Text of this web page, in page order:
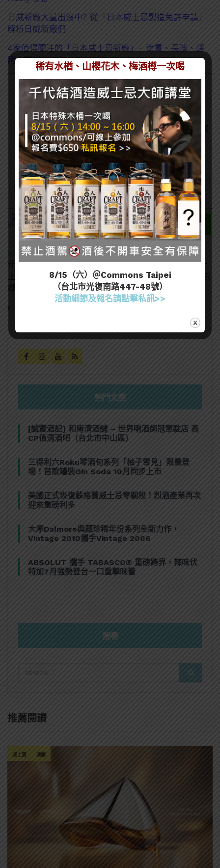
日威新廠大量出沒中? 從「日本威士忌製造免許申請」
解析日威新廠們
4家值得關注的「日本威士忌新廠」- 津貫、長濱、靜
岡、厚岸
訂閱一飲樂酒誌電子報
喜歡我們的內容嗎？在此訂閱電子報，掌握最新酒聞和獨家
會員優惠吧！
274
SHARES
MA MATT
什麼酒都喝，酒精中漂浮的塵世小書僮，沒事喝喝酒上
上課。終於考過葡萄酒WSET L3、唎酒師，接下來該去
哪呢？
熱門文章
[誠實酒記] 和庵清酒舖 – 世界唎酒師冠軍駐店 高
CP值清酒吧（台北市中山區）
三得利六Roku琴酒旬系列「柚子雪見」限量登
場！首款罐裝Gin Soda 10月同步上市
美國正式恢復蘇格蘭威士忌零關稅！烈酒產業再次
迎來重磅利多
大摩Dalmore典藏珍稀年份系列全新力作，
Vintage 2010攜手Vintage 2006
ABSOLUT 攜手 TABASCO® 重磅跨界，辣味伏
特加7月強勢登台一口重擊味蕾
搜尋
FOR:
SEARCH
推薦閱讀
威士忌 波摩
稀有水楢、山櫻花木、梅酒樽一次喝
8/15（六）＠Commons Taipei
（台北市光復南路447-48號）
活動細節及報名請點擊私訊>>